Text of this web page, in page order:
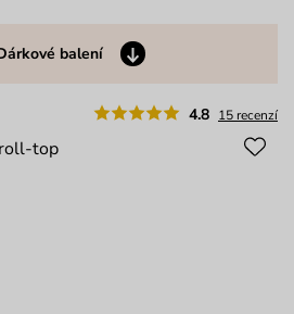
balení
4.8 15 recenzí
top